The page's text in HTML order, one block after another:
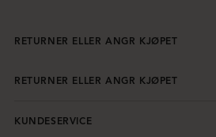
RETURNER ELLER ANGR KJØPET
RETURNER ELLER ANGR KJØPET
KUNDESERVICE